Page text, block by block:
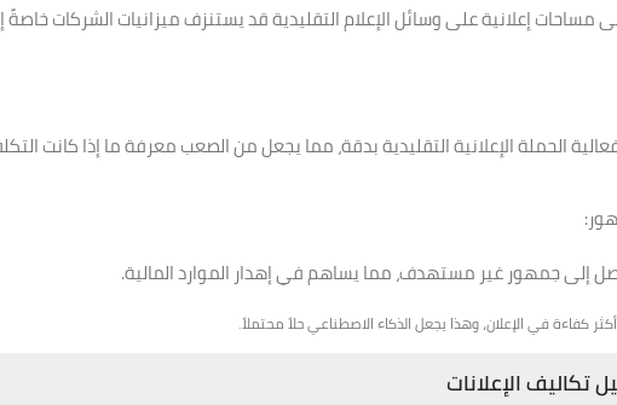
إعلانية على وسائل الإعلام التقليدية قد يستنزف ميزانيات الشركات خاصةً
الحملة الإعلانية التقليدية بدقة، مما يجعل من الصعب معرفة ما إذا كانت
تصل إلى جمهور غير مستهدف، مما يساهم في إهدار الموارد المالية.
كفاءة في الإعلان، وهذا يجعل الذكاء الاصطناعي حلاً محتملاً.
الإعلانات